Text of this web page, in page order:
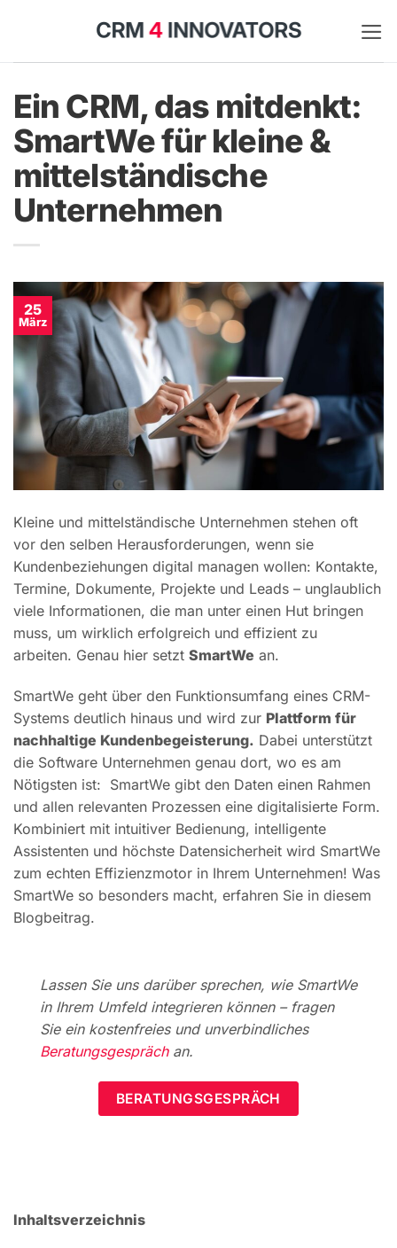
Ein CRM, das mitdenkt:
SmartWe für kleine &
mittelständische
Unternehmen
25
März
Kleine und mittelständische Unternehmen stehen oft
vor den selben Herausforderungen, wenn sie
Kundenbeziehungen digital managen wollen: Kontakte,
Termine, Dokumente, Projekte und Leads – unglaublich
viele Informationen, die man unter einen Hut bringen
muss, um wirklich erfolgreich und effizient zu
arbeiten. Genau hier setzt SmartWe an.
SmartWe geht über den Funktionsumfang eines CRM-
Systems deutlich hinaus und wird zur Plattform für
nachhaltige Kundenbegeisterung. Dabei unterstützt
die Software Unternehmen genau dort, wo es am
Nötigsten ist: SmartWe gibt den Daten einen Rahmen
und allen relevanten Prozessen eine digitalisierte Form.
Kombiniert mit intuitiver Bedienung, intelligente
Assistenten und höchste Datensicherheit wird SmartWe
zum echten Effizienzmotor in Ihrem Unternehmen! Was
SmartWe so besonders macht, erfahren Sie in diesem
Blogbeitrag.
Lassen Sie uns darüber sprechen, wie SmartWe
in Ihrem Umfeld integrieren können – fragen
Sie ein kostenfreies und unverbindliches
Beratungsgesprächan.
BERATUNGSGESPRÄCH
Inhaltsverzeichnis